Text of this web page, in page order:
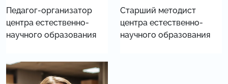
Педагог-организатор
центра естественно-
научного образования
Старший методист
центра естественно-
научного образования